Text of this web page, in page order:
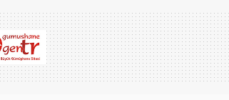
Adana
Adıyaman